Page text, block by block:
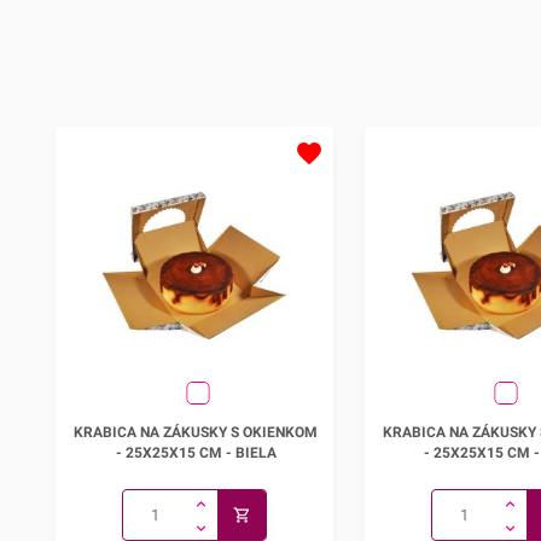
koláčov. Vynikajúco sa hodí aj na
príležitostiach.V prípade, že
potrebujete krabičku iných
rozmerov, odporúčame prezrieť aj
ostatné krabice s
uškom.50ks/bal.Krabice
koláčov. Vynikajúco
príležitostiach.V
potrebujete krabičku
rozmerov, odporúčame
ostatné krabice s
uškom.25ks/
25x25x15 cm
KRABICA NA ZÁKUSKY S OKIENKOM
- 25X25X15 CM - BIELA
25x25x15
KRABICA NA ZÁKUSKY
- 25X25X15 CM